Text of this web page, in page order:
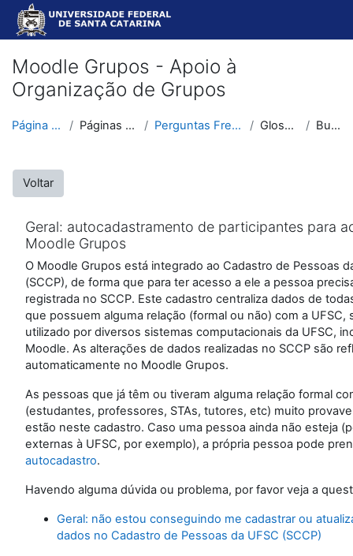
Ir para o conteúdo principal
Moodle Grupos - Apoio à
Organização de Grupos
Página inicial Páginas do site Perguntas Frequentes Glossários Buscar
Voltar
Geral: autocadastramento de participantes para
Moodle Grupos
O Moodle Grupos está integrado ao Cadastro de Pessoas
(SCCP), de forma que para ter acesso a ele a pessoa
registrada no SCCP. Este cadastro centraliza dados de
que possuem alguma relação (formal ou não) com a UFSC,
utilizado por diversos sistemas computacionais da UFSC,
Moodle. As alterações de dados realizadas no SCCP são
automaticamente no Moodle Grupos.
As pessoas que já têm ou tiveram alguma relação formal
(estudantes, professores, STAs, tutores, etc) muito
estão neste cadastro. Caso uma pessoa ainda não esteja
externas à UFSC, por exemplo), a própria pessoa pode
autocadastro.
Havendo alguma dúvida ou problema, por favor veja a
Geral: não estou conseguindo me cadastrar ou
dados no Cadastro de Pessoas da UFSC (SCCP)